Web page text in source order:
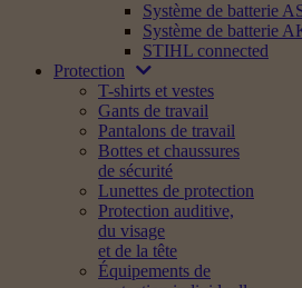
Système de batterie
Système de batterie
STIHL connected
Protection
T-shirts et vestes
Gants de travail
Pantalons de travail
Bottes et chaussures
de sécurité
Lunettes de protection
Protection auditive,
du visage
et de la tête
Équipements de